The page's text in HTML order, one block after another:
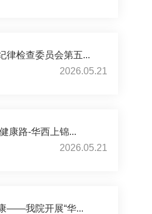
律检查委员会第五...
2026.05.21
康路-华西上锦...
2026.05.21
——我院开展“华...